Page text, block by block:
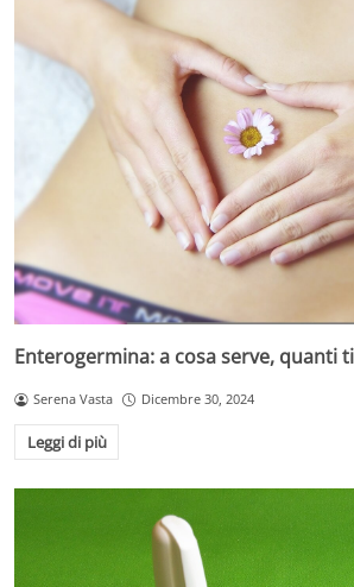
Enterogermina: a cosa serve, quanti
Serena Vasta Dicembre 30, 2024
Leggi di più